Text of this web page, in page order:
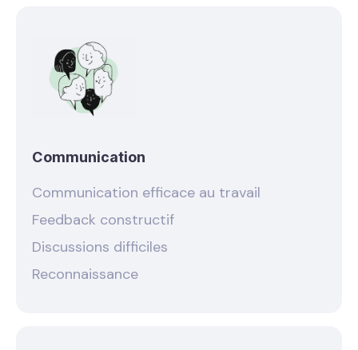
Communication
Communication efficace au travail
Feedback constructif
Discussions difficiles
Reconnaissance